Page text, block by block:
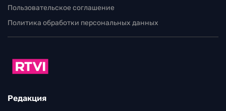
Пользовательское соглашение
Политика обработки персональных данных
Редакция